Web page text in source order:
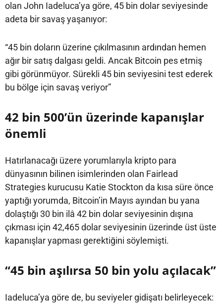
olan John Iadeluca’ya göre, 45 bin dolar seviyesinde
adeta bir savaş yaşanıyor:
“45 bin doların üzerine çıkılmasının ardından hemen
ağır bir satış dalgası geldi. Ancak Bitcoin pes etmiş
gibi görünmüyor. Sürekli 45 bin seviyesini test ederek
bu bölge için savaş veriyor”
42 bin 500’ün üzerinde kapanışlar
önemli
Hatırlanacağı üzere yorumlarıyla kripto para
dünyasının bilinen isimlerinden olan Fairlead
Strategies kurucusu Katie Stockton da kısa süre önce
yaptığı yorumda, Bitcoin’in Mayıs ayından bu yana
dolaştığı 30 bin ilâ 42 bin dolar seviyesinin dışına
çıkması için 42,465 dolar seviyesinin üzerinde üst üste
kapanışlar yapması gerektiğini söylemişti.
“45 bin aşılırsa 50 bin yolu açılacak”
Iadeluca’ya göre de, bu seviyeler gidişatı belirleyecek: